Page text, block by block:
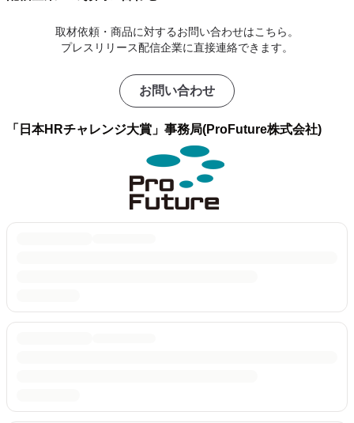
取材依頼・商品に対するお問い合わせはこちら。
プレスリリース配信企業に直接連絡できます。
お問い合わせ
「日本HRチャレンジ大賞」事務局(ProFuture株式会社)